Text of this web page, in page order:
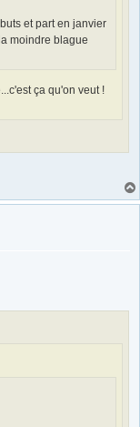
et part en janvier
moindre blague
ça qu'on veut !